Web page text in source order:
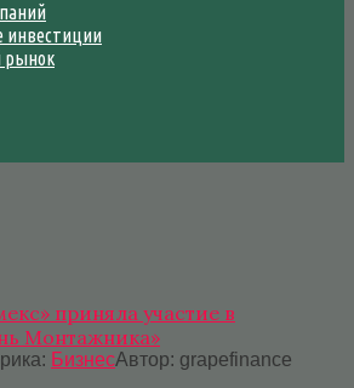
инвестиции
приняла участие в
Монтажника»
БизнесАвтор: grapefinance